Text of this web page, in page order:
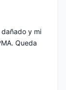
y mi
Queda